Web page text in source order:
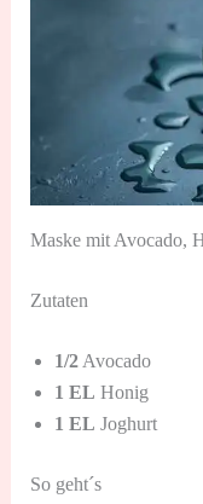
Maske mit Avocado,
Zutaten
1/2Avocado
1 EL Honig
1 EL Joghurt
So geht´s